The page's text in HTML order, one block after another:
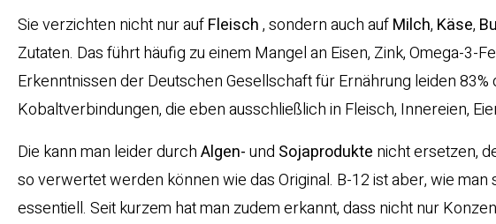
Sie verzichten nicht nur aufFleisch, sondern auch aufMilch, Käse,
Zutaten. Das führt häufig zu einem Mangel an Eisen, Zink, Omega-3-
Erkenntnissen der Deutschen Gesellschaft für Ernährung leiden
Kobaltverbindungen, die eben ausschließlich in Fleisch, Innereien,
Die kann man leider durchAlgen-und Sojaprodukte nicht ersetzen,
so verwertet werden können wie das Original. B-12 ist aber, wie
essentiell. Seit kurzem hat man zudem erkannt, dass nicht nur